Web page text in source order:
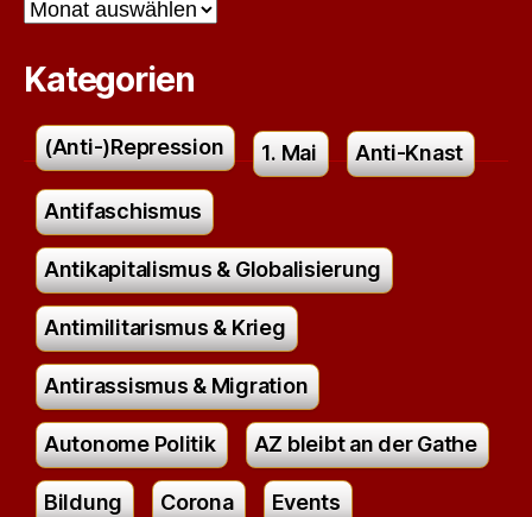
Archiv
Kategorien
(Anti-)Repression 1. Mai Anti-Knast
Antifaschismus
Antikapitalismus & Globalisierung
Antimilitarismus & Krieg
Antirassismus & Migration
Autonome Politik AZ bleibt an der Gathe
Bildung Corona Events